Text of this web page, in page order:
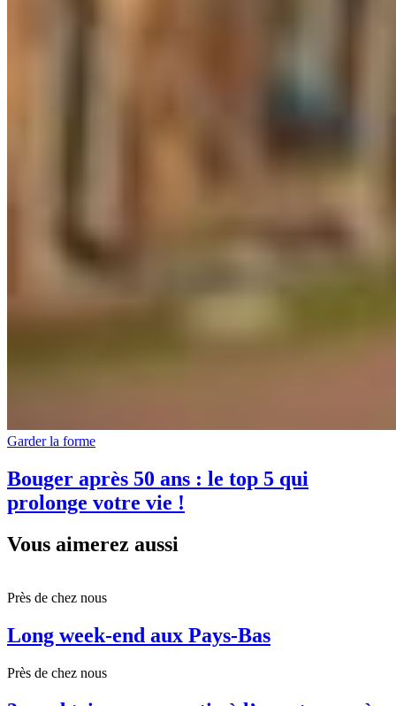
Garder la forme
Bouger après 50 ans : le top 5 qui
prolonge votre vie !
Vous aimerez aussi
Près de chez nous
Long week-end aux Pays-Bas
Près de chez nous